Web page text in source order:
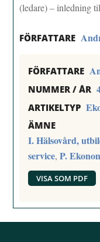
(ledare) – inledning
FÖRFATTARE
FÖRFATTARE
NUMMER / ÅR
ARTIKELTYP
ÄMNE
I. Hälsovård,
service,P.
VISA SOM PDF